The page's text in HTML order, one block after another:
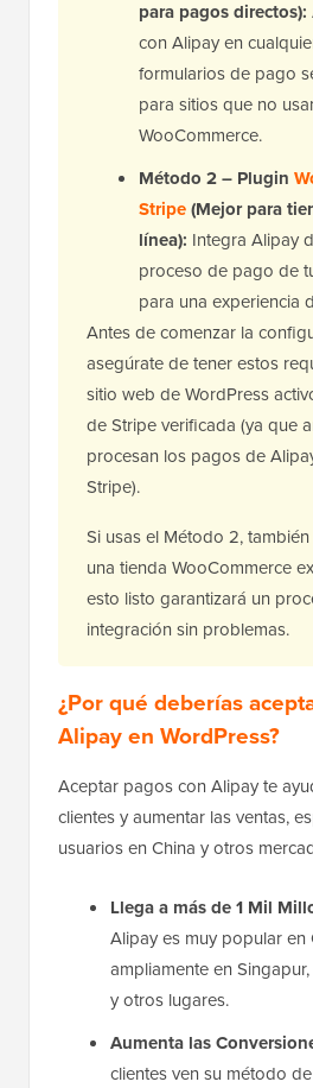
para pagos directos):
con Alipay en
formularios de pago
para sitios que no
WooCommerce.
Método 2 – Plugin
Stripe(Mejor para
línea): Integra Alipay
proceso de pago de
para una experiencia
Antes de comenzar la
asegúrate de tener estos
sitio web de WordPress
de Stripe verificada (ya que
procesan los pagos de
Stripe).
Si usas el Método 2,
una tienda WooCommerce
esto listo garantizará un
integración sin problemas.
¿Por qué deberías
Alipay en WordPress?
Aceptar pagos con Alipay te
clientes y aumentar las ventas,
usuarios en China y otros
Llega a más de 1 Mil
Alipay es muy popular en
ampliamente en
y otros lugares.
Aumenta las
clientes ven su método